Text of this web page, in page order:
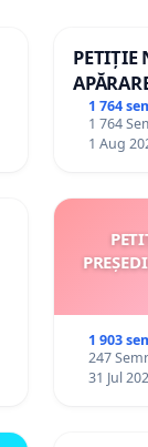
PETIȚIE
DE
1 764
1 764
1 Aug
1 903
247
31 Jul